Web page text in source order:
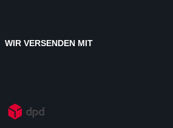
WIR VERSENDEN MIT